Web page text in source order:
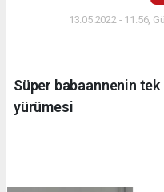
13.05.2022 - 11:56,
Süper babaannenin
yürümesi